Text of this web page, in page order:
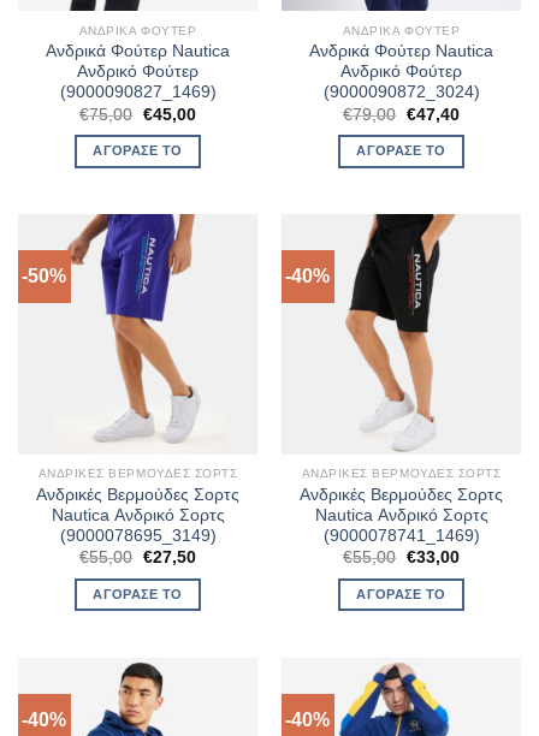
ΑΝΔΡΙΚΆ ΦΟΎΤΕΡ
Ανδρικά Φούτερ Nautica
Ανδρικό Φούτερ
(9000090827_1469)
€75,00 Original
price
was:
€75,00.
€45,00Η
ΑΓΌΡΑΣΈ ΤΟ
ΑΝΔΡΙΚΆ ΦΟΎΤΕΡ
Ανδρικά Φούτερ Nautica
Ανδρικό Φούτερ
(9000090872_3024)
€79,00 Original
price
was:
€79,00.
€47,40Η
ΑΓΌΡΑΣΈ ΤΟ
-50%
ΑΝΔΡΙΚΈΣ ΒΕΡΜΟΎΔΕΣ ΣΟΡΤΣ
Ανδρικές Βερμούδες Σορτς
Nautica Ανδρικό Σορτς
(9000078695_3149)
€55,00 Original
was:
€55,00.
€27,50Η
ΑΓΌΡΑΣΈ ΤΟ
-40%
ΑΝΔΡΙΚΈΣ ΒΕΡΜΟΎΔΕΣ ΣΟΡΤΣ
Ανδρικές Βερμούδες Σορτς
Nautica Ανδρικό Σορτς
(9000078741_1469)
€55,00 Original
was:
€55,00.
€33,00Η
ΑΓΌΡΑΣΈ ΤΟ
-40% -40%